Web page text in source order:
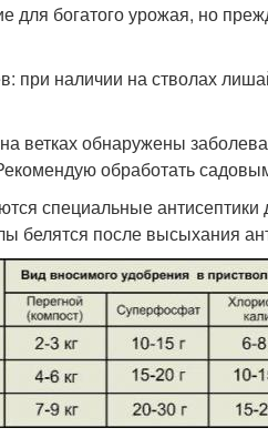
для богатого урожая, но
при наличии на стволах
ветках обнаружены
обработать
специальные
белятся после высыхания